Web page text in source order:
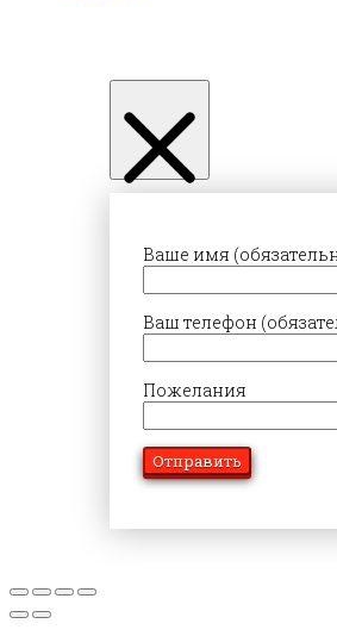
Ваше имя
Ваш телефон
Пожелания